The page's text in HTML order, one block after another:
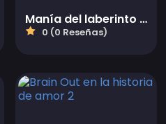
Manía del laberinto de Navidad
0 (0 Reseñas)